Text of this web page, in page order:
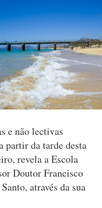
e não lectivas
partir da tarde desta
revela a Escola
Doutor Francisco
através da sua